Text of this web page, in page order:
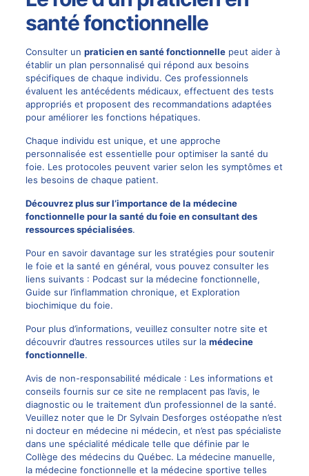
santé fonctionnelle
Consulter un praticien en santé fonctionnellepeut aider à
établir un plan personnalisé qui répond aux besoins
spécifiques de chaque individu. Ces professionnels
évaluent les antécédents médicaux, effectuent des tests
appropriés et proposent des recommandations adaptées
pour améliorer les fonctions hépatiques.
Chaque individu est unique, et une approche
personnalisée est essentielle pour optimiser la santé du
foie. Les protocoles peuvent varier selon les symptômes et
les besoins de chaque patient.
Découvrez plus sur l’importance de la médecine
fonctionnelle pour la santé du foie en consultant des
ressources spécialisées.
Pour en savoir davantage sur les stratégies pour soutenir
le foie et la santé en général, vous pouvez consulter les
liens suivants : Podcast sur la médecine fonctionnelle,
Guide sur l’inflammation chronique, et Exploration
biochimique du foie.
Pour plus d’informations, veuillez consulter notre site et
découvrir d’autres ressources utiles sur la médecine
fonctionnelle.
Avis de non-responsabilité médicale : Les informations et
conseils fournis sur ce site ne remplacent pas l’avis, le
diagnostic ou le traitement d’un professionnel de la santé.
Veuillez noter que le Dr Sylvain Desforges ostéopathe n’est
ni docteur en médecine ni médecin, et n’est pas spécialiste
dans une spécialité médicale telle que définie par le
Collège des médecins du Québec. La médecine manuelle,
la médecine fonctionnelle et la médecine sportive telles